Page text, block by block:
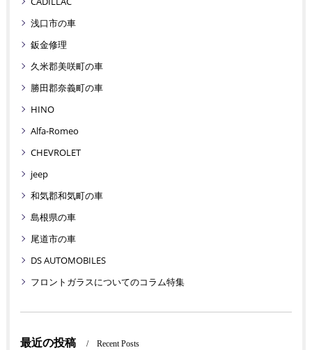
浅口市の車
鈑金修理
久米郡美咲町の車
勝田郡奈義町の車
HINO
Alfa-Romeo
CHEVROLET
jeep
和気郡和気町の車
島根県の車
尾道市の車
DS AUTOMOBILES
フロントガラスについてのコラム特集
最近の投稿 Recent Posts